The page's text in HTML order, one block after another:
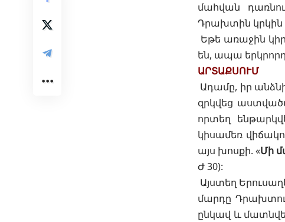
մահվան
Դրախտին
Եթե առաջին
են, ապա
ԱՐՏԱՔՍՈՒՄ
Ադամը, իր
զրկվեց
որտեղ
կիսամեռ
այս խոսքի. «Մի
Ժ 30):
Այստեղ
մարդը
ընկավ և